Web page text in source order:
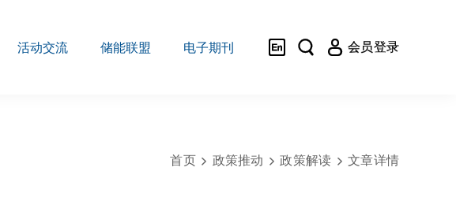
活动交流 储能联盟 电子期刊  会员登录


首页  政策推动  政策解读  文章详情